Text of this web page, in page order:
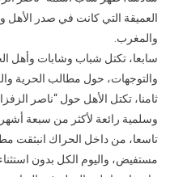
العميقة التي كانت في صدر الأهل
والمغرب.
سابعا، تكتل شباب وشابات وأهل
والتوجهات، حول مطالب الحرية
ثامنا، تكتل الأهل حول “ناصر
وسلمية رائعة لأكثر من سبعة
تاسعا، من داخل الحراك انبثقت
مستفيض، واليوم الكل بدون استثناء